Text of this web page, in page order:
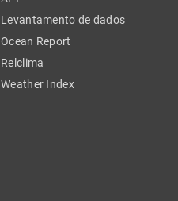
Levantamento de dados
Ocean Report
Relclima
Weather Index